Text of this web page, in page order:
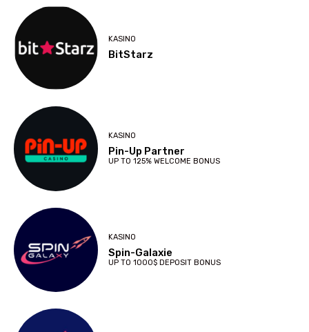
KASINO
BitStarz
KASINO
Pin-Up Partner
UP TO 125% WELCOME BONUS
KASINO
Spin-Galaxie
UP TO 1000$ DEPOSIT BONUS